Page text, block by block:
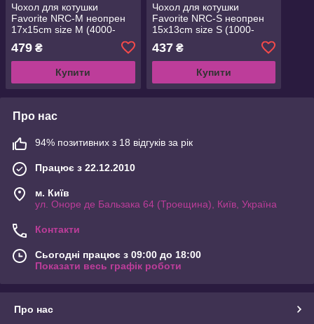
Чохол для котушки
Favorite NRC-M неопрен
17x15cm size M (4000-
479 ₴
Купити
Чохол для котушки
Favorite NRC-S неопрен
15x13cm size S (1000-
437₴
Купити
Про нас
94% позитивних з 18 відгуків за рік
Працює з 22.12.2010
м. Київ
ул. Оноре де Бальзака 64 (Троещина), Київ, Україна
Контакти
Сьогодні працює з 09:00 до 18:00
Показати весь графік роботи
Про нас